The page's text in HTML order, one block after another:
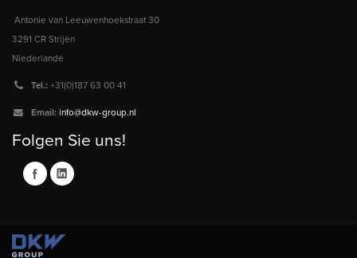
Antonie van Leeuwenhoekstraat 30
3291 CR Strijen
Niederlande
Tel.: +31(0)187 63 00 41
Email: info@dkw-group.nl
Folgen Sie uns!